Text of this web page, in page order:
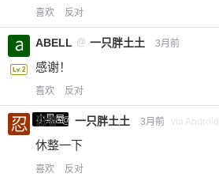
喜欢 反对
ABELL @ 一只胖土土 3月前
感谢！
喜欢 反对
小黑屋
忍者 @ 一只胖土土 3月前 via Android
休整一下
喜欢 反对